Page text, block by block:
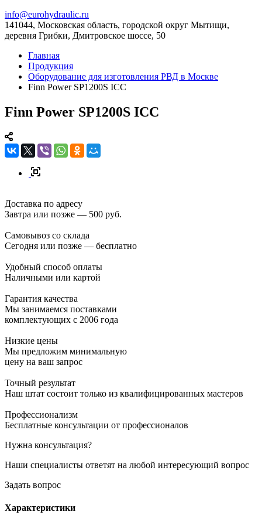
info@eurohydraulic.ru
141044, Московская область, городской округ Мытищи,
деревня Грибки, Дмитровское шоссе, 50
Главная
Продукция
Оборудование для изготовления РВД в Москве
Finn Power SP1200S ICC
Finn Power SP1200S ICC
Доставка по адресу
Завтра или позже — 500 руб.
Самовывоз со склада
Сегодня или позже — бесплатно
Удобный способ оплаты
Наличными или картой
Гарантия качества
Мы занимаемся поставками
комплектующих с 2006 года
Низкие цены
Мы предложим минимальную
цену на ваш запрос
Точный результат
Наш штат состоит только из квалифицированных мастеров
Профессионализм
Бесплатные консультации от профессионалов
Нужна консультация?
Наши специалисты ответят на любой интересующий вопрос
Задать вопрос
Характеристики